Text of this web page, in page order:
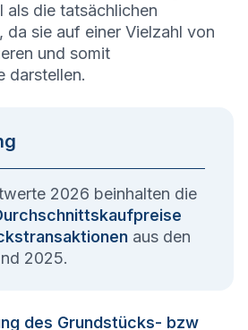
als die tatsächlichen
da sie auf einer Vielzahl von
und somit
darstellen.
2026 beinhalten die
aus den
2025.
des Grundstücks- bzw